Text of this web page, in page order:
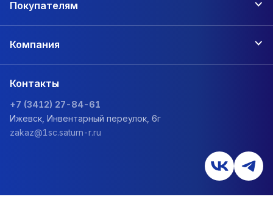
Покупателям
Компания
Контакты
+7 (3412) 27-84-61
Ижевск, Инвентарный переулок, 6г
zakaz@1sc.saturn-r.ru